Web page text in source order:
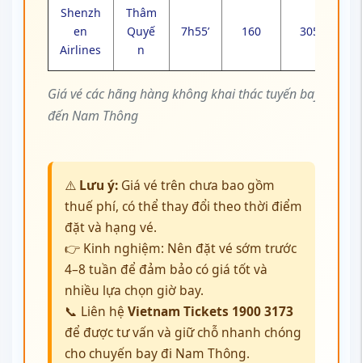
Giá vé các hãng hàng không khai thác tuyến bay
đến Nam Thông
Shenzh
en
Airlines
Thâm
Quyế
n
7h55’ 160 305
⚠️ Lưu ý:Giá vé trên chưa bao gồm
thuế phí, có thể thay đổi theo thời điểm
đặt và hạng vé.
👉 Kinh nghiệm: Nên đặt vé sớm trước
4–8 tuần để đảm bảo có giá tốt và
nhiều lựa chọn giờ bay.
📞 Liên hệ Vietnam Tickets 1900 3173
để được tư vấn và giữ chỗ nhanh chóng
cho chuyến bay đi Nam Thông.